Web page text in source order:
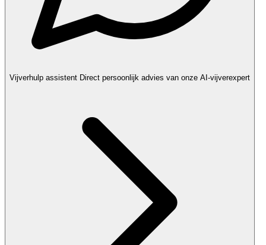
Vijverhulp assistent Direct persoonlijk advies van onze AI-vijverexpert